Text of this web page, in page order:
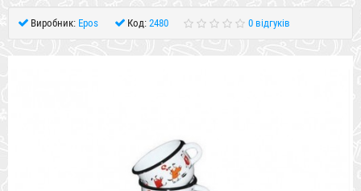
Виробник: Epos Код: 2480 0 відгуків